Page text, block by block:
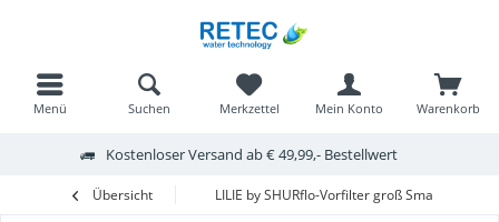
Kostenloser Versand ab € 49,99,- Bestellwert
Menü Warenkorb
Merkzettel Mein Konto
Suchen
Übersicht LILIE by SHURflo-Vorfilter groß SmartSensor